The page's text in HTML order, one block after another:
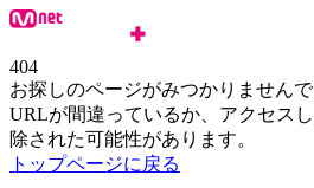
404
お探しのページがみつかりませんで
URLが間違っているか、アクセス
除された可能性があります。
トップページに戻る